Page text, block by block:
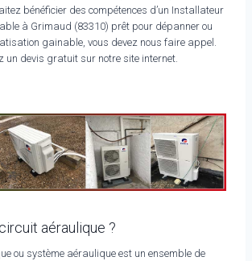
bénéficier des compétences d’un Installateur
à Grimaud (83310) prêt pour dépanner ou
gainable, vous devez nous faire appel.
un devis gratuit sur notre site internet.
aéraulique ?
ou système aéraulique est un ensemble de